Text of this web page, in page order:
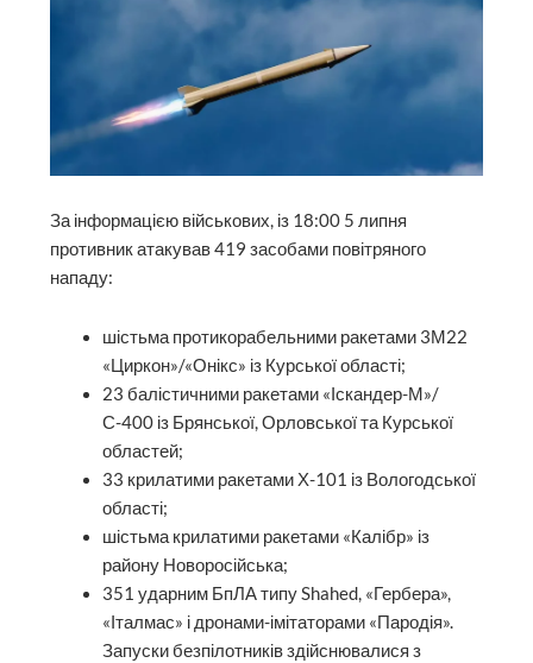
За інформацією військових, із 18:00 5 липня
противник атакував 419 засобами повітряного
нападу:
шістьма протикорабельними ракетами 3М22
«Циркон»/«Онікс» із Курської області;
23 балістичними ракетами «Іскандер-М»/
С-400 із Брянської, Орловської та Курської
областей;
33 крилатими ракетами Х-101 із Вологодської
області;
шістьма крилатими ракетами «Калібр» із
району Новоросійська;
351 ударним БпЛА типу Shahed, «Гербера»,
«Італмас» і дронами-імітаторами «Пародія».
Запуски безпілотників здійснювалися з